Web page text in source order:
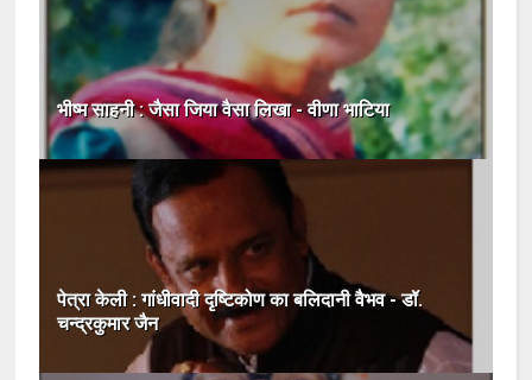
भीष्म साहनी : जैसा जिया वैसा लिखा - वीणा भाटिया
पेत्रा केली : गांधीवादी दृष्टिकोण का बलिदानी वैभव - डॉ.
चन्द्रकुमार जैन